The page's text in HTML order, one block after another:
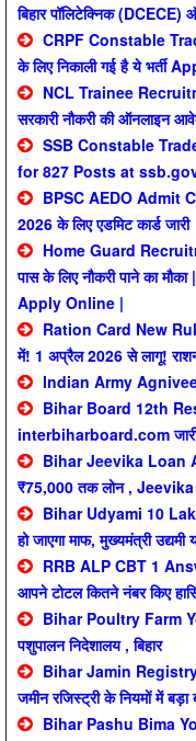
बिहार पॉलिटेक्निक (DCECE)
CRPF Constable
के लिए निकाली गई है ये भर्ती
NCL Trainee
सरकारी नौकरी की ऑनलाइन
SSB Constable
for 827 Posts at
BPSC AEDO Admit
2026 के लिए एडमिट कार्ड जारी
Home Guard
पास के लिए नौकरी पाने का
Apply Online |
Ration Card New
में! 1 अप्रैल 2026 से लागू!
Indian Army
Bihar Board 12th
interbiharboard.com जारी,
Bihar Jeevika Loan
₹75,000 तक लोन ,
Bihar Udyami 10
हो जाएगा माफ, मुख्यमंत्री
RRB ALP CBT 1
आपने टोटल कितने नंबर किए
Bihar Poultry Farm
पशुपालन निदेशालय , बिहार
Bihar Jamin Registry
जमीन रजिस्ट्री के नियमों में बड़ा
Bihar Pashu Bima